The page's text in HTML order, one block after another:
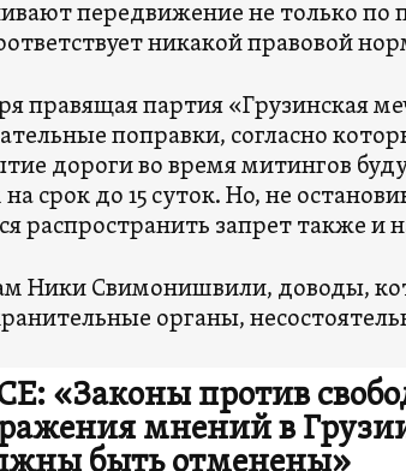
передвижение не только по
никакой правовой
правящая партия «Грузинская
поправки, согласно
дороги во время митингов
срок до 15 суток. Но, не
распространить запрет также и
Ники Свимонишвили, доводы,
органы,
«Законы против
мнений в